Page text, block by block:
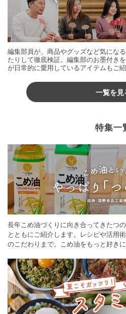
編集部員が、商品やグッズなど気にな
たりして徹底検証。編集部のお墨付き
が日常的に愛用しているアイテムもご紹
一覧を見
特集一
長年こめ油づくりに向き合ってきたつ
とともにご紹介します。レシピや活用
のこだわりまで。こめ油をもっと好き